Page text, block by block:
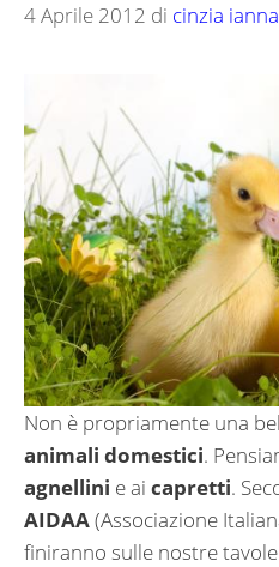
4 Aprile 2012 di cinzia
Non è propriamente una
animali domestici.
agnellini e ai capretti.
AIDAA(Associazione
finiranno sulle nostre